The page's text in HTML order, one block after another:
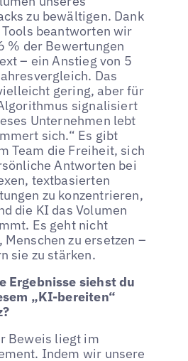
zu bewältigen. Dank
beantworten wir
% der Bewertungen
– ein Anstieg von 5
Das
gering, aber für
signalisiert
Unternehmen lebt
sich.“ Es gibt
Team die Freiheit, sich
Antworten bei
textbasierten
zu konzentrieren,
die KI das Volumen
Es geht nicht
Menschen zu ersetzen –
sie zu stärken.
Ergebnisse siehst du
„KI-bereiten“
Beweis liegt im
Indem wir unsere